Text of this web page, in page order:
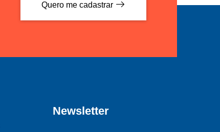
Quero me cadastrar
Newsletter